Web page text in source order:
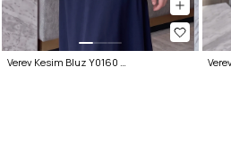
Verev Kesim Bluz Y0160 - BEYAZ